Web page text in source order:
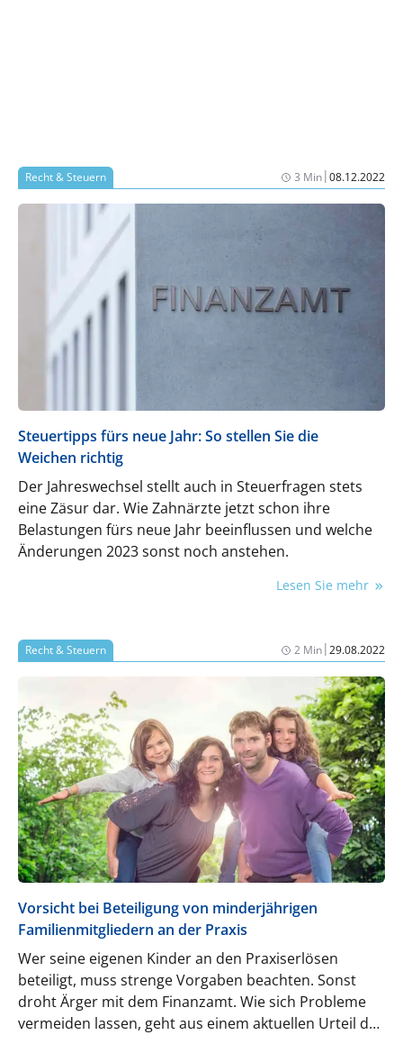
Recht & Steuern 3 Min|08.12.2022
Steuertipps fürs neue Jahr: So stellen Sie die
Weichen richtig
Der Jahreswechsel stellt auch in Steuerfragen stets
eine Zäsur dar. Wie Zahnärzte jetzt schon ihre
Belastungen fürs neue Jahr beeinflussen und welche
Änderungen 2023 sonst noch anstehen.
Lesen Sie mehr
Recht & Steuern 2 Min|29.08.2022
Vorsicht bei Beteiligung von minderjährigen
Familienmitgliedern an der Praxis
Wer seine eigenen Kinder an den Praxiserlösen
beteiligt, muss strenge Vorgaben beachten. Sonst
droht Ärger mit dem Finanzamt. Wie sich Probleme
vermeiden lassen, geht aus einem aktuellen Urteil des